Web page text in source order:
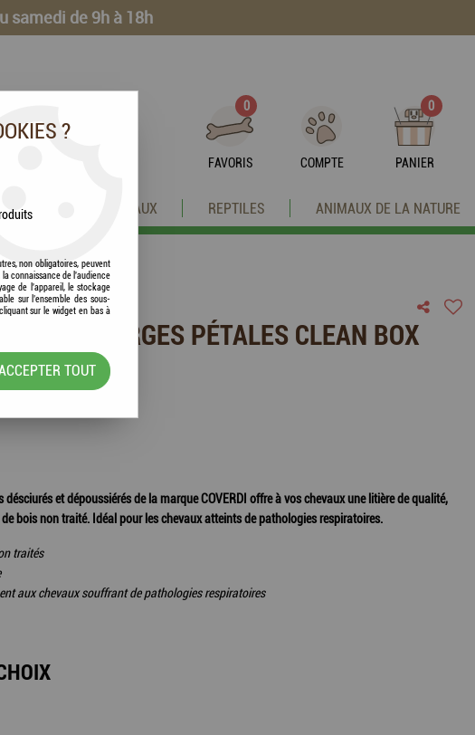
samedi de 9h à 18h
0
FAVORIS COMPTE
0
PANIER
FERME OISEAUX REPTILES ANIMAUX DE LA NATURE
LARGES PÉTALES CLEAN BOX
désciurés et dépoussiérés de la marque COVERDI offre à vos chevaux une litière de qualité,
de bois non traité. Idéal pour les chevaux atteints de pathologies respiratoires.
traités
aux chevaux souffrant de pathologies respiratoires
?
non obligatoires, peuvent
connaissance de l'audience
de l'appareil, le stockage
sur l’ensemble des sous-
sur le widget en bas à
TOUT